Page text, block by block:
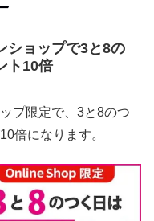
ショップで3と8の
ト10倍
プ限定で、3と8のつ
倍になります。